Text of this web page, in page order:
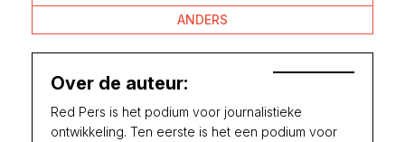
ANDERS
Over de auteur:
Red Pers is het podium voor journalistieke
ontwikkeling. Ten eerste is het een podium voor